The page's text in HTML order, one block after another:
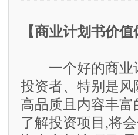
【商业计划书价值
一个好的商业计
投资者、特别是
高品质且内容丰
了解投资项目,将